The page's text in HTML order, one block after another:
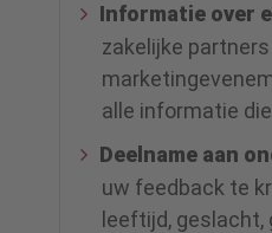
Informatie over
zakelijke
alle informatie
Deelname aan
uw feedback te
leeftijd,